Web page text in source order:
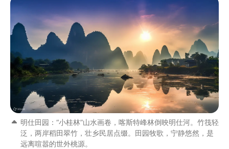
明仕田园：“小桂林”山水画卷，喀斯特峰林倒映明仕河。竹筏轻
泛，两岸稻田翠竹，壮乡民居点缀。田园牧歌，宁静悠然，是
远离喧嚣的世外桃源。